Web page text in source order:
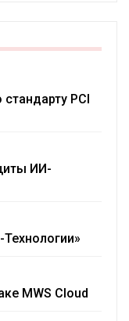
PCI
ИИ-
MWS Cloud